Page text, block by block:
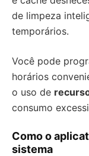
de limpeza
temporários.
Você pode
horários
o uso de
consumo
Como o
sistema